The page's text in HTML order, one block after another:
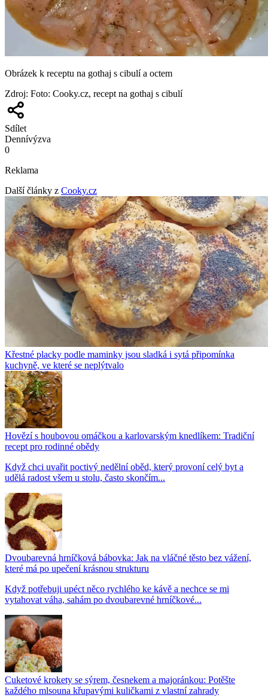
Obrázek k receptu na gothaj s cibulí a octem
Zdroj: Foto: Cooky.cz, recept na gothaj s cibulí
Sdílet
Dennívýzva
0
Reklama
Další články z Cooky.cz
Křestné placky podle maminky jsou sladká i sytá připomínka
kuchyně, ve které se neplýtvalo
Hovězí s houbovou omáčkou a karlovarským knedlíkem: Tradiční
recept pro rodinné obědy
Když chci uvařit poctivý nedělní oběd, který provoní celý byt a
udělá radost všem u stolu, často skončím...
Dvoubarevná hrníčková bábovka: Jak na vláčné těsto bez vážení,
které má po upečení krásnou strukturu
Když potřebuji upéct něco rychlého ke kávě a nechce se mi
vytahovat váha, sahám po dvoubarevné hrníčkové...
Cuketové krokety se sýrem, česnekem a majoránkou: Potěšte
každého mlsouna křupavými kuličkami z vlastní zahrady